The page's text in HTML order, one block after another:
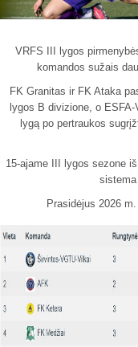
7x7 vasaros
Lyga 8x8
Įmonių lyga
SFL rudens
taurė
Snaigės taurė
VRFS III lygos
komandos sužais
FK Granitas ir FK Ataka
lygos B divizione, o
lygą po pertraukos
15-ajame III lygos sezone
sistema
Prasidėjus 2026